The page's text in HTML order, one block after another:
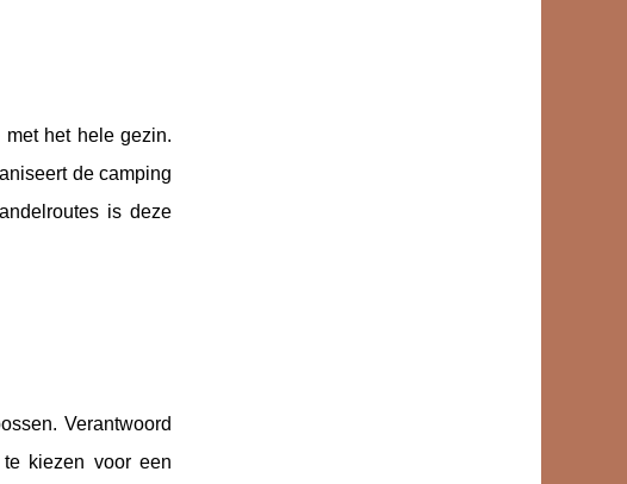
het hele gezin.
de camping
is deze
Verantwoord
kiezen voor een